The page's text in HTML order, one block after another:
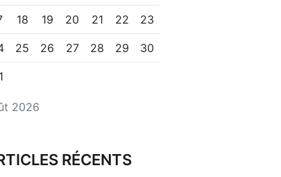
2026
18 19 20 21 22 23
25 26 27 28 29 30
RÉCENTS